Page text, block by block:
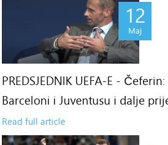
12
Maj
PREDSJEDNIK UEFA-E -
Barceloni i Juventusu i dalje
Read full article